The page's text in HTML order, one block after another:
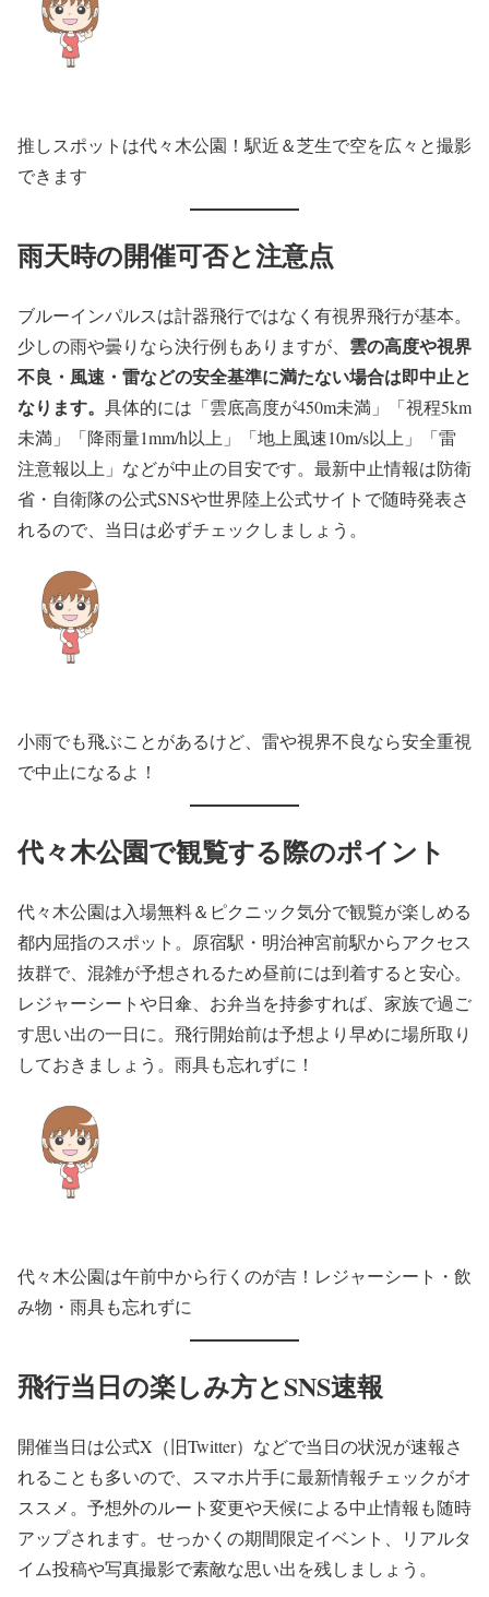
推しスポットは代々木公園！駅近＆芝生で空を広々と撮影
できます
雨天時の開催可否と注意点
ブルーインパルスは計器飛行ではなく有視界飛行が基本。
少しの雨や曇りなら決行例もありますが、 雲の高度や視界
不良・風速・雷などの安全基準に満たない場合は即中止と
なります。 具体的には「雲底高度が450m未満」「視程5km
未満」「降雨量1mm/h以上」「地上風速10m/s以上」「雷
注意報以上」などが中止の目安です。最新中止情報は防衛
省・自衛隊の公式SNSや世界陸上公式サイトで随時発表さ
れるので、当日は必ずチェックしましょう。
小雨でも飛ぶことがあるけど、雷や視界不良なら安全重視
で中止になるよ！
代々木公園で観覧する際のポイント
代々木公園は入場無料＆ピクニック気分で観覧が楽しめる
都内屈指のスポット。原宿駅・明治神宮前駅からアクセス
抜群で、混雑が予想されるため昼前には到着すると安心。
レジャーシートや日傘、お弁当を持参すれば、家族で過ご
す思い出の一日に。飛行開始前は予想より早めに場所取り
しておきましょう。雨具も忘れずに！
代々木公園は午前中から行くのが吉！レジャーシート・飲
み物・雨具も忘れずに
飛行当日の楽しみ方とSNS速報
開催当日は公式X（旧Twitter）などで当日の状況が速報さ
れることも多いので、スマホ片手に最新情報チェックがオ
ススメ。予想外のルート変更や天候による中止情報も随時
アップされます。せっかくの期間限定イベント、リアルタ
イム投稿や写真撮影で素敵な思い出を残しましょう。